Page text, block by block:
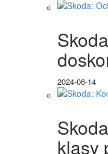
2024-06-14
klasy